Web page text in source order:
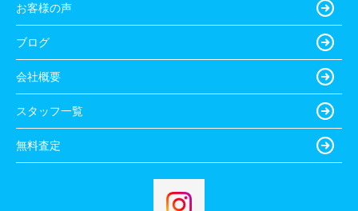
お客様の声
ブログ
会社概要
スタッフ一覧
無料査定